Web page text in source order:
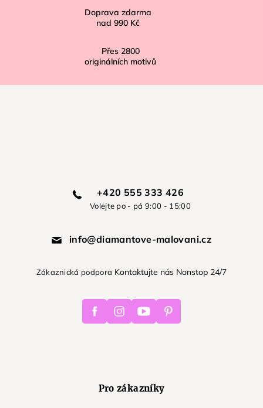
Doprava zdarma
nad 990 Kč
Přes 2800
originálních motivů
+420 555 333 426
Volejte po - pá 9:00 - 15:00
info@diamantove-malovani.cz
Zákaznická podpora Kontaktujte nás Nonstop 24/7
FacebookInstagramYoutube Pinterest
Pro zákazníky